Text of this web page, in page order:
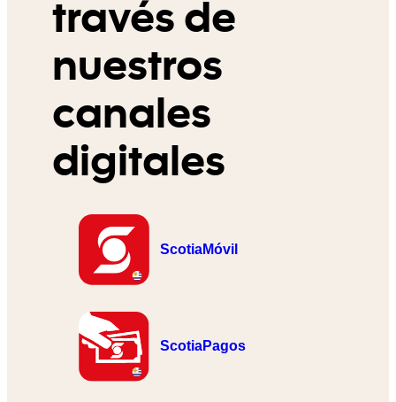
través de
nuestros
canales
digitales
ScotiaMóvil
ScotiaPagos